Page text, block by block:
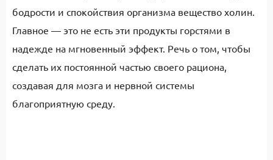
бодрости и спокойствия организма вещество холин.
Главное — это не есть эти продукты горстями в
надежде на мгновенный эффект. Речь о том, чтобы
сделать их постоянной частью своего рациона,
создавая для мозга и нервной системы
благоприятную среду.